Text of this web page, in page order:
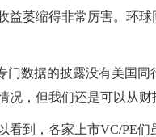
益萎缩得非常厉害。环
门数据的披露没有美国同
况，但我们还是可以从财
看到，各家上市VC/PE们